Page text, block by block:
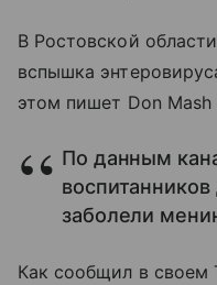
В Ростовской
вспышка
этом пишет Don Mash
По данным
заболели
Как сообщил в своем